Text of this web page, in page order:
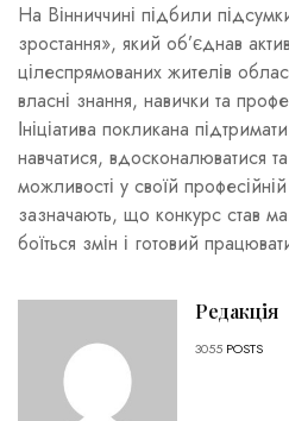
На Вінниччині підбили
зростання», який об’єднав
цілеспрямованих жителів
власні знання, навички та
Ініціатива покликана
навчатися, вдосконалюватися
можливості у своїй
зазначають, що конкурс став
боїться змін і готовий
Редакція
3055 POSTS